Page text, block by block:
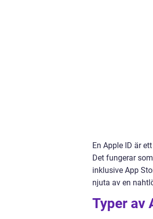
En Apple ID är
Det fungerar
inklusive App
njuta av en
Typer av